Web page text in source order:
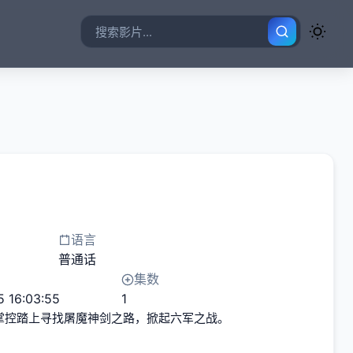
语言
普通话
16:03:55
集数
1
踏上寻找屠魔神剑之路，掀起六军之战。